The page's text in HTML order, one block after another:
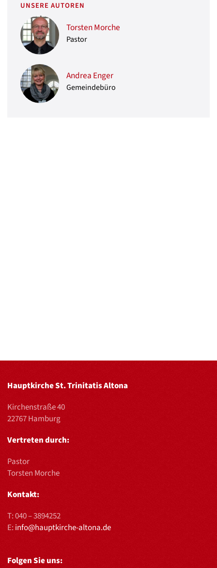
UNSERE AUTOREN
Torsten Morche
Pastor
Andrea Enger
Gemeindebüro
Hauptkirche St. Trinitatis Altona
Kirchenstraße 40
22767 Hamburg
Vertreten durch:
Pastor
Torsten Morche
Kontakt:
T:040 – 3894252
E: info@hauptkirche-altona.de
Folgen Sie uns: